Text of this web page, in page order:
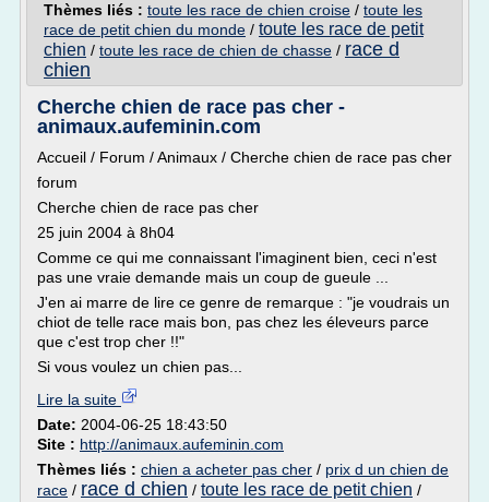
Thèmes liés : toute les race de chien croise / toute les
race de petit chien du monde / toute les race de petit
chien / toute les race de chien de chasse / race d
chien
Cherche chien de race pas cher -
animaux.aufeminin.com
Accueil / Forum / Animaux / Cherche chien de race pas cher
forum
Cherche chien de race pas cher
25 juin 2004 à 8h04
Comme ce qui me connaissant l'imaginent bien, ceci n'est
pas une vraie demande mais un coup de gueule ...
J'en ai marre de lire ce genre de remarque : "je voudrais un
chiot de telle race mais bon, pas chez les éleveurs parce
que c'est trop cher !!"
Si vous voulez un chien pas...
Lire la suite
Date: 2004-06-25 18:43:50
Site : http://animaux.aufeminin.com
Thèmes liés : chien a acheter pas cher / prix d un chien de
race / race d chien / toute les race de petit chien /